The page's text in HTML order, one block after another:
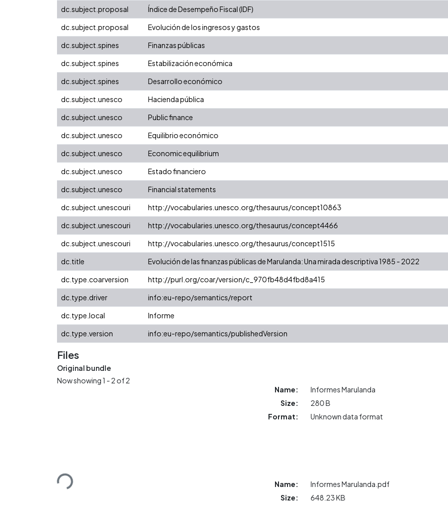
dc.subject.proposal
Índice de Desempeño Fiscal (IDF)
dc.subject.proposal
Evolución de los ingresos y gastos
dc.subject.spines
Finanzas públicas
dc.subject.spines
Estabilización económica
dc.subject.spines
Desarrollo económico
dc.subject.unesco
Hacienda pública
dc.subject.unesco
Public finance
dc.subject.unesco
Equilibrio económico
dc.subject.unesco
Economic equilibrium
dc.subject.unesco
Estado financiero
dc.subject.unesco
Financial statements
dc.subject.unescouri
http://vocabularies.unesco.org/thesaurus/concept10863
dc.subject.unescouri
http://vocabularies.unesco.org/thesaurus/concept4466
dc.subject.unescouri
http://vocabularies.unesco.org/thesaurus/concept1515
dc.title
Evolución de las finanzas públicas de Marulanda: Una mirada descriptiva 1985 - 2022
dc.type.coarversion
http://purl.org/coar/version/c_970fb48d4fbd8a415
dc.type.driver
info:eu-repo/semantics/report
dc.type.local
Informe
dc.type.version
info:eu-repo/semantics/publishedVersion
Files
Original bundle
Now showing1 - 2 of 2
Loading...
Name:
Informes Marulanda
Size:
280 B
Format:
Unknown data format
Name:
Informes Marulanda.pdf
Size:
648.23 KB